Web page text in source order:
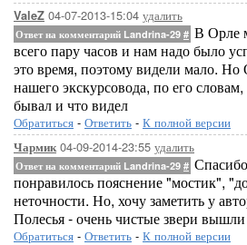
ValeZ 04-07-2013-15:04 удалить
Ответ на комментарий Landrina-29 # В Орле
всего пару часов и нам надо было
это время, поэтому видели мало.
нашего экскурсовода, по его
бывал и что видел
Обратиться - Ответить - К полной версии
Чармик04-09-2014-23:55 удалить
Ответ на комментарий Landrina-29 #
понравилось пояснение "мостик",
неточности. Но, хочу заметить у
Полесья - очень чистые звери
Обратиться - Ответить - К полной версии